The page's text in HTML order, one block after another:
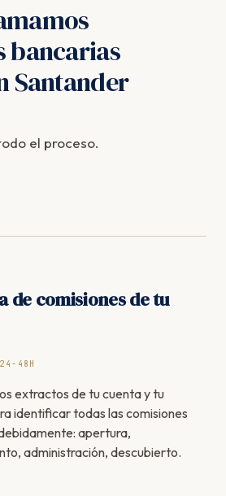
bancarias
Santander
el proceso.
de comisiones de tu
48H
extractos de tu cuenta y tu
identificar todas las comisiones
apertura,
administración, descubierto.